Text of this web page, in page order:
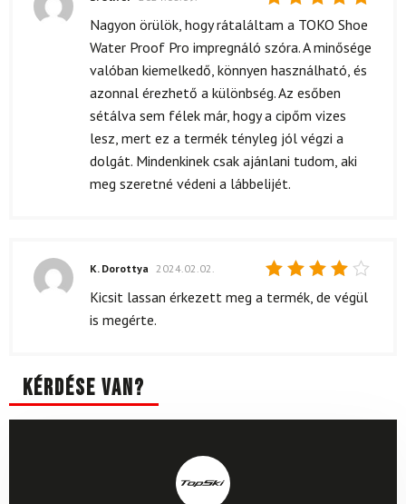
Értékelés:
Nagyon örülök, hogy rátaláltam a TOKO Shoe
Water Proof Pro impregnáló szóra. A minősége
valóban kiemelkedő, könnyen használható, és
azonnal érezhető a különbség. Az esőben
sétálva sem félek már, hogy a cipőm vizes
lesz, mert ez a termék tényleg jól végzi a
dolgát. Mindenkinek csak ajánlani tudom, aki
meg szeretné védeni a lábbelijét.
Értékelés:
/ 5
K. Dorottya 2024.02.02.
Kicsit lassan érkezett meg a termék, de végül
is megérte.
Kérdése van?